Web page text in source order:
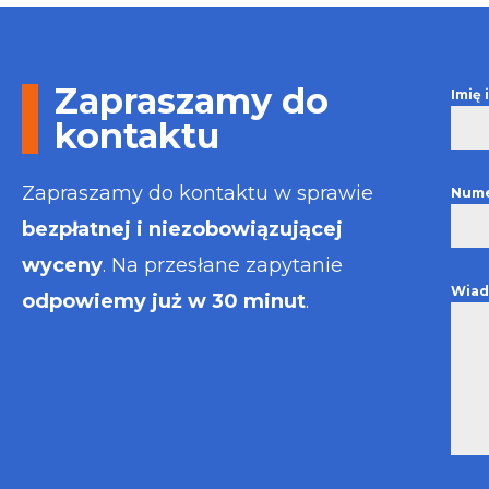
wystawiona
Zapraszamy do
kontaktu
Zapraszamy do kontaktu w sprawie
bezpłatnej i niezobowiązującej
wyceny. Na przesłane zapytanie
odpowiemy już w 30 minut.
Imię